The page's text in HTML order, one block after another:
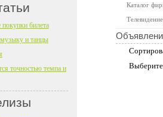
Каталог
покупки билета
музыку и танцы
точностью темпа и